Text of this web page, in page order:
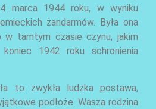
marca 1944 roku, w wyniku
żandarmów. Była ona
w tamtym czasie czynu, jakim
1942 roku schronienia
to zwykła ludzka postawa,
podłoże. Wasza rodzina